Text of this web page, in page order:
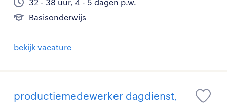
Basisonderwijs
bekijk vacature
productiemedewerker dagdienst,